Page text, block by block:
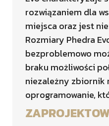
rozwiązaniem dla
miejsca oraz jest
Rozmiary Phedra
bezproblemowo
braku możliwości
niezależny zbiornik
oprogramowanie,